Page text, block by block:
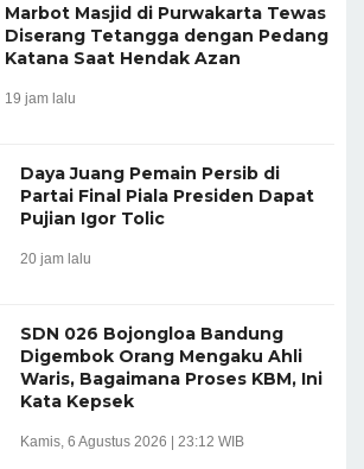
Marbot Masjid di Purwakarta Tewas
Diserang Tetangga dengan Pedang
Katana Saat Hendak Azan
19 jam lalu
Daya Juang Pemain Persib di
Partai Final Piala Presiden Dapat
Pujian Igor Tolic
20 jam lalu
SDN 026 Bojongloa Bandung
Digembok Orang Mengaku Ahli
Waris, Bagaimana Proses KBM, Ini
Kata Kepsek
Kamis, 6 Agustus 2026 | 23:12 WIB